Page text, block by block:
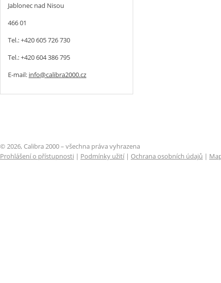
Jablonec nad Nisou
466 01
Tel.: +420 605 726 730
Tel.: +420 604 386 795
E-mail: info@calibra2000.cz
© 2026, Calibra 2000 – všechna práva vyhrazena
Prohlášení o přístupnosti | Podmínky užití| Ochrana osobních údajů |